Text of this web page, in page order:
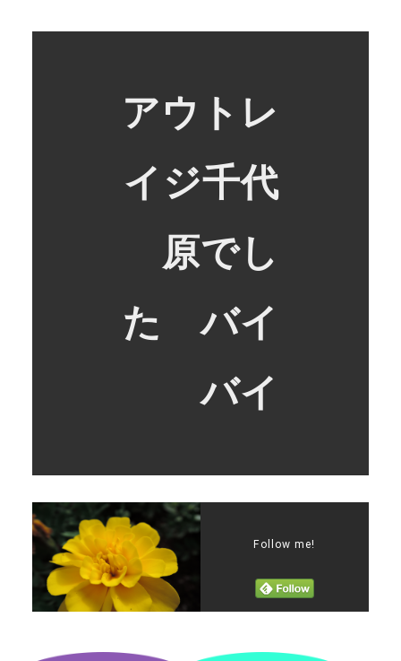
アウトレ
イジ千代
原でし
た バイ
バイ
Follow me!